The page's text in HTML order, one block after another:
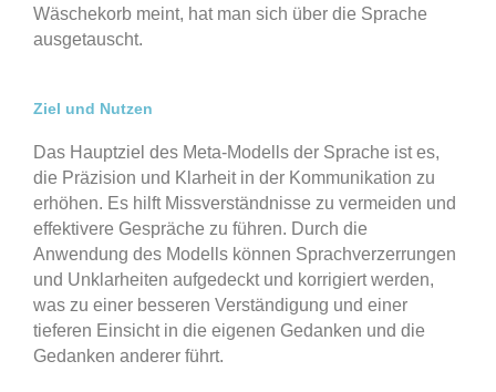
Wäschekorb meint, hat man sich über die Sprache
ausgetauscht.
Ziel und Nutzen
Das Hauptziel des Meta-Modells der Sprache ist es,
die Präzision und Klarheit in der Kommunikation zu
erhöhen. Es hilft Missverständnisse zu vermeiden und
effektivere Gespräche zu führen. Durch die
Anwendung des Modells können Sprachverzerrungen
und Unklarheiten aufgedeckt und korrigiert werden,
was zu einer besseren Verständigung und einer
tieferen Einsicht in die eigenen Gedanken und die
Gedanken anderer führt.